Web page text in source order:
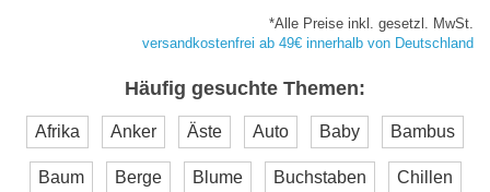
*Alle Preise inkl. gesetzl. MwSt.
versandkostenfrei ab 49€ innerhalb von Deutschland
Häufig gesuchte Themen:
Afrika Anker Äste Auto Baby Bambus
Baum Berge Blume Buchstaben Chillen